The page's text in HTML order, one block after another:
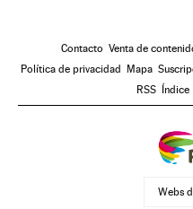
Contacto Venta de
Política de privacidad Mapa
RSS Índice
Webs